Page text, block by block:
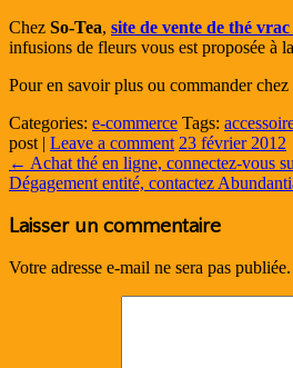
Chez So-Tea, site de vente de thé
infusions de fleurs vous est proposée à
Pour en savoir plus ou commander
Categories: e-commerce Tags:
post | Leave a comment 23 février 2012
← Achat thé en ligne, connectez-vous
Dégagement entité, contactez
Laisser un commentaire
Votre adresse e-mail ne sera pas publiée.